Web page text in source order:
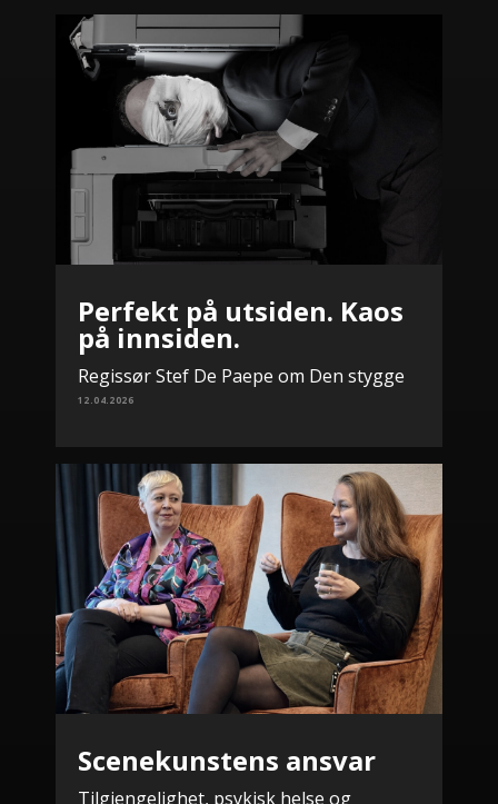
Perfekt på utsiden. Kaos
på innsiden.
Regissør Stef De Paepe om Den stygge
12.04.2026
Scenekunstens ansvar
Tilgjengelighet, psykisk helse og